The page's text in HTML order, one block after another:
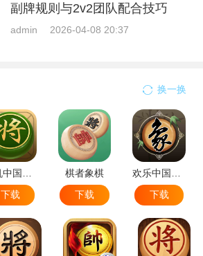
副牌规则与2v2团队配合技巧
admin 2026-04-08 20:37
换一换
单机中国象棋
下载
棋者象棋
下载
欢乐中国象棋
下载